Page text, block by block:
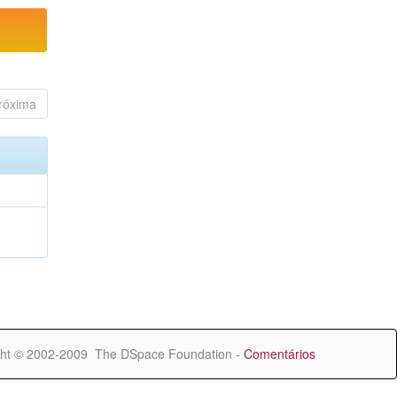
© 2002-2009 The DSpace Foundation - Comentários